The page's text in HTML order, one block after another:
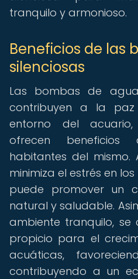
tranquilo y armonioso.
Beneficios de las
silenciosas
Las bombas de
contribuyen a la
entorno del
ofrecen
habitantes del mismo.
minimiza el estrés en
puede promover un
natural y saludable.
ambiente tranquilo,
propicio para el
acuáticas,
contribuyendo a un